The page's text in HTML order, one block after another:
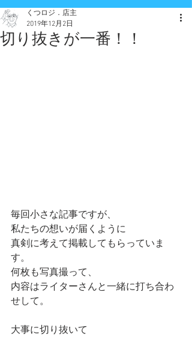
切り抜きが一番！！
くつロジ．店主
2019年12月2日
毎回小さな記事ですが、
私たちの想いが届くように
真剣に考えて掲載してもらっていま
す。
何枚も写真撮って、
内容はライターさんと一緒に打ち合わ
せして。
大事に切り抜いて